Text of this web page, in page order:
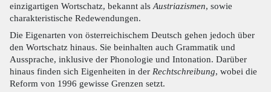
einzigartigen Wortschatz, bekannt als Austriazismen, sowie
charakteristische Redewendungen.
Die Eigenarten von österreichischem Deutsch gehen jedoch über
den Wortschatz hinaus. Sie beinhalten auch Grammatik und
Aussprache, inklusive der Phonologie und Intonation. Darüber
hinaus finden sich Eigenheiten in der Rechtschreibung, wobei die
Reform von 1996 gewisse Grenzen setzt.